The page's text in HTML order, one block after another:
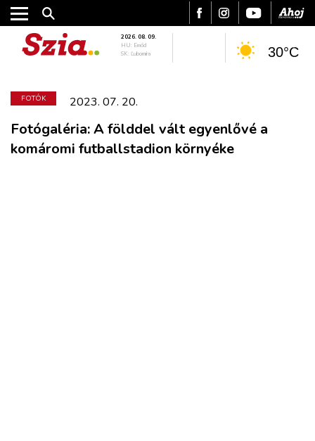
2026. 08. 09.
HU: Emőd
SK: Ľubomíra
30°C
FOTÓK 2023. 07. 20.
Fotógaléria: A földdel vált egyenlővé a
komáromi futballstadion környéke